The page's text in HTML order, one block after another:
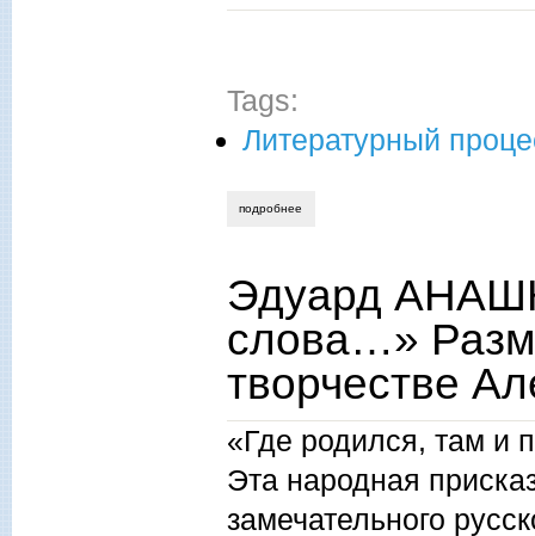
Tags:
Литературный
подробнее
Эдуард
слова…»
творчестве
«Где родился, там и
Эта народная
замечательного